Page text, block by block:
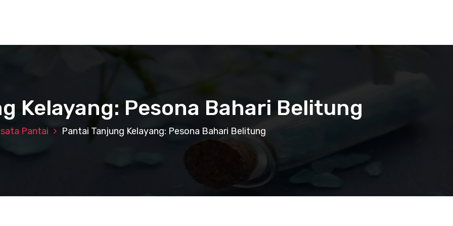
Kelayang: Pesona Bahari Belitung
Pantai Pantai Tanjung Kelayang: Pesona Bahari Belitung